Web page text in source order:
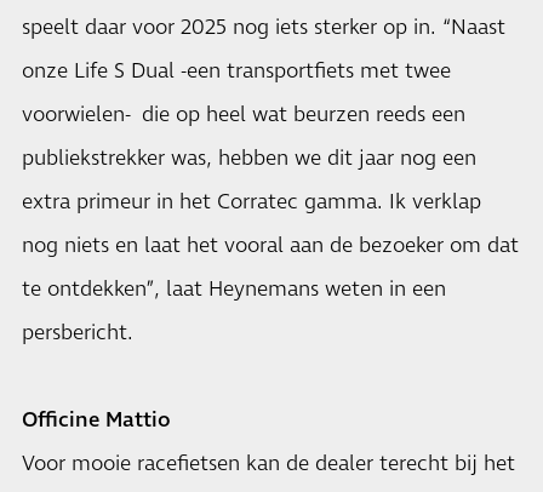
speelt daar voor 2025 nog iets sterker op in. “Naast
onze Life S Dual -een transportfiets met twee
voorwielen- die op heel wat beurzen reeds een
publiekstrekker was, hebben we dit jaar nog een
extra primeur in het Corratec gamma. Ik verklap
nog niets en laat het vooral aan de bezoeker om dat
te ontdekken”, laat Heynemans weten in een
persbericht.
Officine Mattio
Voor mooie racefietsen kan de dealer terecht bij het